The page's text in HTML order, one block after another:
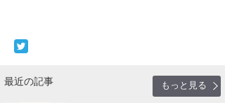
最近の記事
もっと見る